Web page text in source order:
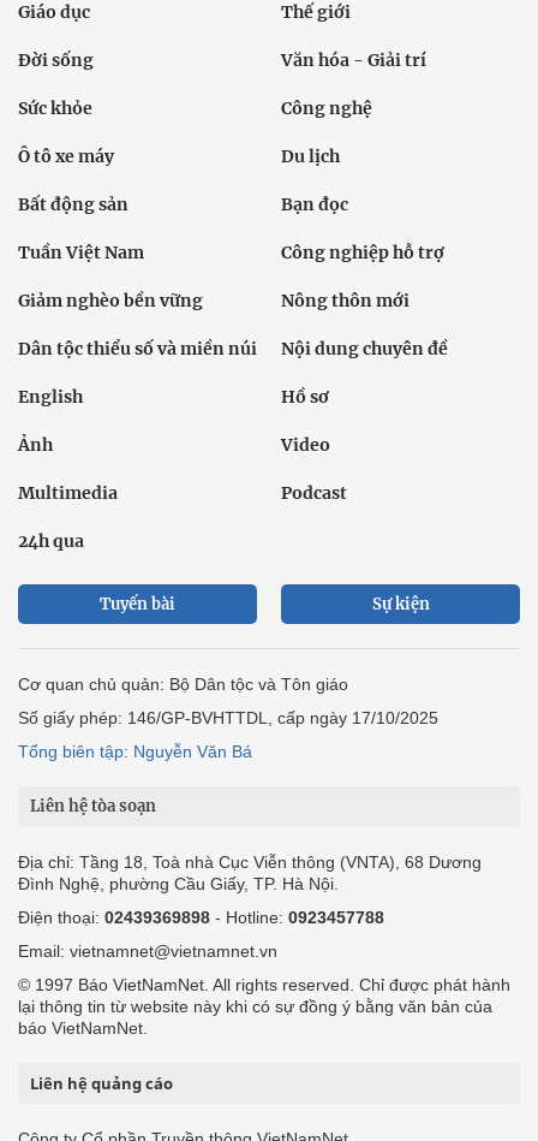
Giáo dục Thế giới
Đời sống Văn hóa - Giải trí
Sức khỏe Công nghệ
Ô tô xe máy Du lịch
Bất động sản Bạn đọc
Tuần Việt Nam Công nghiệp hỗ trợ
Giảm nghèo bền vững Nông thôn mới
Dân tộc thiểu số và miền núi Nội dung chuyên đề
English Hồ sơ
Ảnh Video
Multimedia Podcast
24h qua
Tuyến bài Sự kiện
Cơ quan chủ quản: Bộ Dân tộc và Tôn giáo
Số giấy phép: 146/GP-BVHTTDL, cấp ngày 17/10/2025
Tổng biên tập: Nguyễn Văn Bá
Liên hệ tòa soạn
Địa chỉ: Tầng 18, Toà nhà Cục Viễn thông (VNTA), 68 Dương
Đình Nghệ, phường Cầu Giấy, TP. Hà Nội.
Điện thoại: 02439369898 - Hotline: 0923457788
Email: vietnamnet@vietnamnet.vn
© 1997 Báo VietNamNet. All rights reserved. Chỉ được phát hành
lại thông tin từ website này khi có sự đồng ý bằng văn bản của
báo VietNamNet.
Liên hệ quảng cáo